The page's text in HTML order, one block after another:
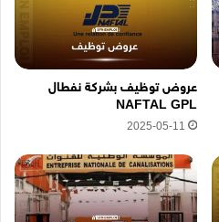
عروض توظيف بشركة نفطال
NAFTAL GPL
2025-05-11